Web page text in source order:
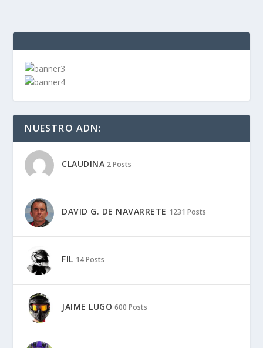
NUESTRO ADN:
CLAUDINA 2 Posts
DAVID G. DE NAVARRETE 1231 Posts
FIL 14 Posts
JAIME LUGO 600 Posts